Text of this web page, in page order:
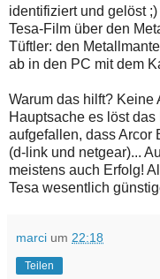
identifiziert und gelöst
Tesa-Film über den
Tüftler: den
ab in den PC mit dem
Warum das hilft? Keine
Hauptsache es löst
aufgefallen, dass Arcor
(d-link und netgear)...
meistens auch Erfolg!
Tesa wesentlich
marci um 22:18
Teilen